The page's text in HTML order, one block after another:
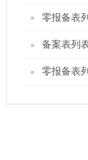
零报备表
备案表列
零报备表